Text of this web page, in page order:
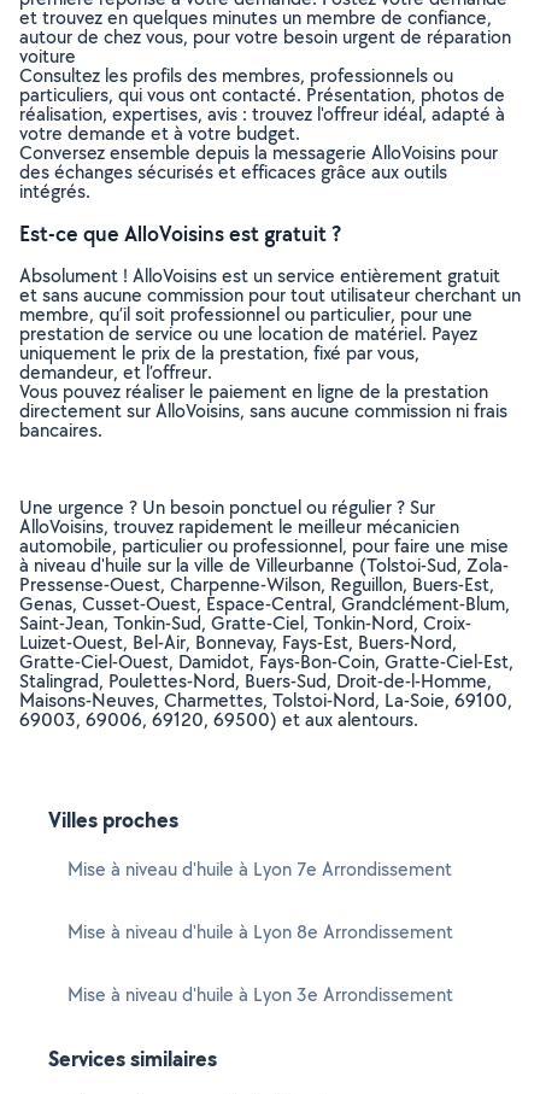
et trouvez en quelques minutes un membre de confiance,
autour de chez vous, pour votre besoin urgent de réparation
voiture
Consultez les profils des membres, professionnels ou
particuliers, qui vous ont contacté. Présentation, photos de
réalisation, expertises, avis : trouvez l'offreur idéal, adapté à
votre demande et à votre budget.
Conversez ensemble depuis la messagerie AlloVoisins pour
des échanges sécurisés et efficaces grâce aux outils
intégrés.
Est-ce que AlloVoisins est gratuit ?
Absolument ! AlloVoisins est un service entièrement gratuit
et sans aucune commission pour tout utilisateur cherchant un
membre, qu’il soit professionnel ou particulier, pour une
prestation de service ou une location de matériel. Payez
uniquement le prix de la prestation, fixé par vous,
demandeur, et l’offreur.
Vous pouvez réaliser le paiement en ligne de la prestation
directement sur AlloVoisins, sans aucune commission ni frais
bancaires.
Une urgence ? Un besoin ponctuel ou régulier ? Sur
AlloVoisins, trouvez rapidement le meilleur mécanicien
automobile, particulier ou professionnel, pour faire une mise
à niveau d'huile sur la ville de Villeurbanne (Tolstoi-Sud, Zola-
Pressense-Ouest, Charpenne-Wilson, Reguillon, Buers-Est,
Genas, Cusset-Ouest, Espace-Central, Grandclément-Blum,
Saint-Jean, Tonkin-Sud, Gratte-Ciel, Tonkin-Nord, Croix-
Luizet-Ouest, Bel-Air, Bonnevay, Fays-Est, Buers-Nord,
Gratte-Ciel-Ouest, Damidot, Fays-Bon-Coin, Gratte-Ciel-Est,
Stalingrad, Poulettes-Nord, Buers-Sud, Droit-de-l-Homme,
Maisons-Neuves, Charmettes, Tolstoi-Nord, La-Soie, 69100,
69003, 69006, 69120, 69500) et aux alentours.
Villes proches
Mise à niveau d'huile à Lyon 7e Arrondissement
Mise à niveau d'huile à Lyon 8e Arrondissement
Mise à niveau d'huile à Lyon 3e Arrondissement
Services similaires